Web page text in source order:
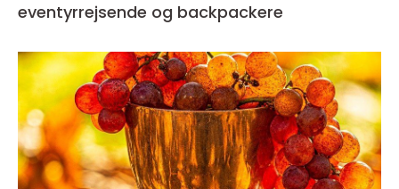
eventyrrejsende og backpackere